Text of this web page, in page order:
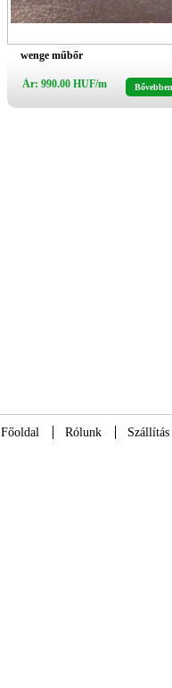
wenge műbőr
Ár: 990.00 HUF/m Bővebben
Főoldal Rólunk Szállítás